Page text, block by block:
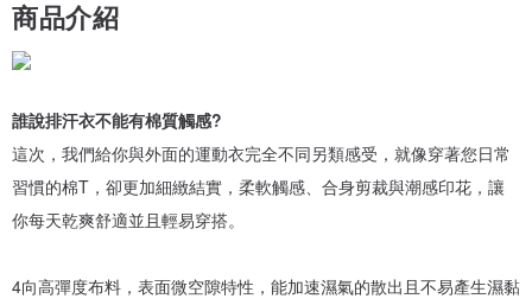
商品介紹
誰說排汗衣不能有棉質觸感?
這次，我們給你與外面的運動衣完全不同另類感受，就像穿著您日常
習慣的棉T，卻更加細緻結實，柔軟觸感、合身剪裁與潮感印花，讓
你每天乾爽舒適並且輕易穿搭。
4向高彈度布料，表面微空隙特性，能加速濕氣的散出且不易產生濕黏